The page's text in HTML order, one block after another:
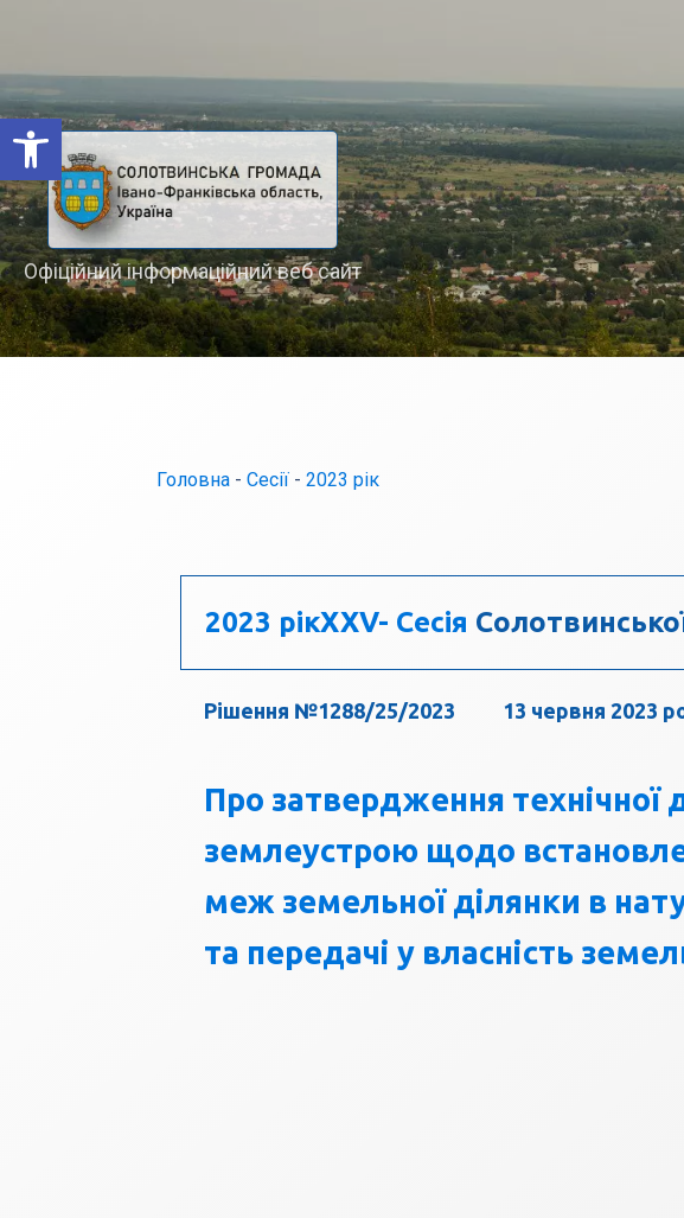
Відкрити Панель інструментів
Офіційний інформаційний веб сайт
Головна - Сесії - 2023 рік
2023 рікХХV- Сесія
Рішення №1288/25/2023 13 червня 2023
Про затвердження технічної
землеустрою щодо
меж земельної ділянки в
та передачі у власність